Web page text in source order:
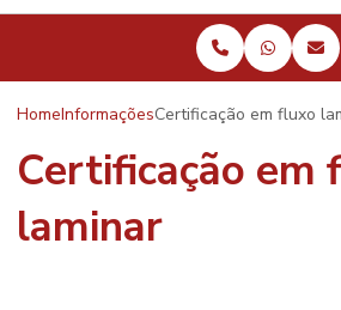
HomeInformaçõesCertificação em fluxo
Certificação em
laminar